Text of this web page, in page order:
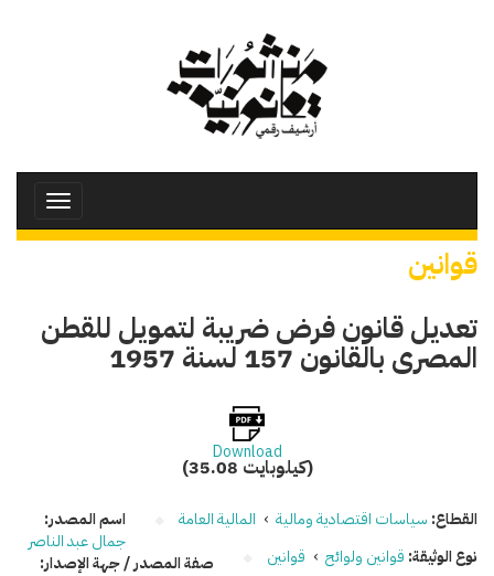
Toggle
قوانين
تعديل قانون فرض ضريبة لتمويل للقطن
المصرى بالقانون 157 لسنة 1957
Download
(35.08 كيلوبايت)
القطاع: سياسات اقتصادية ومالية › المالية العامة
نوع الوثيقة: قوانين ولوائح › قوانين
اسم المصدر:
جمال عبد الناصر
صفة المصدر / جهة الإصدار: